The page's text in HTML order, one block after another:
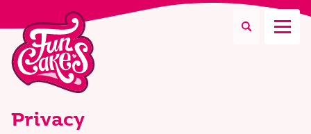
Que recherchez-vous ?
Privacy